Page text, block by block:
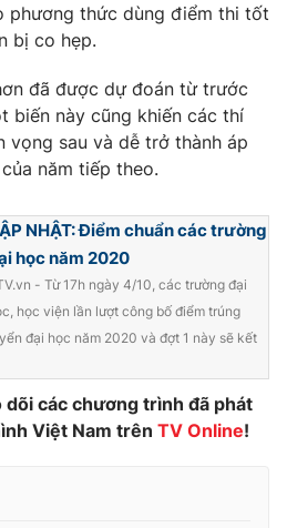
English
hình Việt Nam
VTV
và báo điện tử số 483/GP-BTTTT
- 024.38 355 932
phương thức dùng điểm thi tốt
bị co hẹp.
đã được dự đoán từ trước
biến này cũng khiến các thí
vọng sau và dễ trở thành áp
năm tiếp theo.
NHẬT: Điểm chuẩn các trường
học năm 2020
- Từ 17h ngày 4/10, các trường đại
học viện lần lượt công bố điểm trúng
đại học năm 2020 và đợt 1 này sẽ kết
các chương trình đã phát
Việt Nam trên TV Online!